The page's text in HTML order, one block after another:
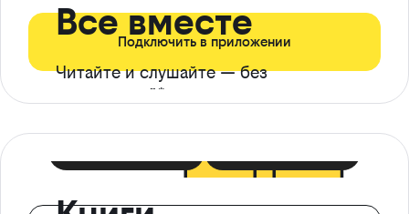
Все вместе
Читайте и слушайте — без
ограничений*
Подключить в приложении